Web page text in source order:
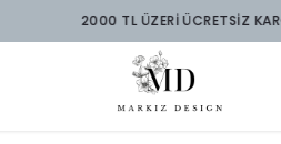
2000 TL ÜZERİ ÜCRETSİZ KARGO